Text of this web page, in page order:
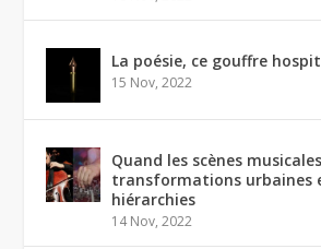
La poésie, ce gouffre
15 Nov, 2022
Quand les scènes
transformations urbaines
hiérarchies
14 Nov, 2022